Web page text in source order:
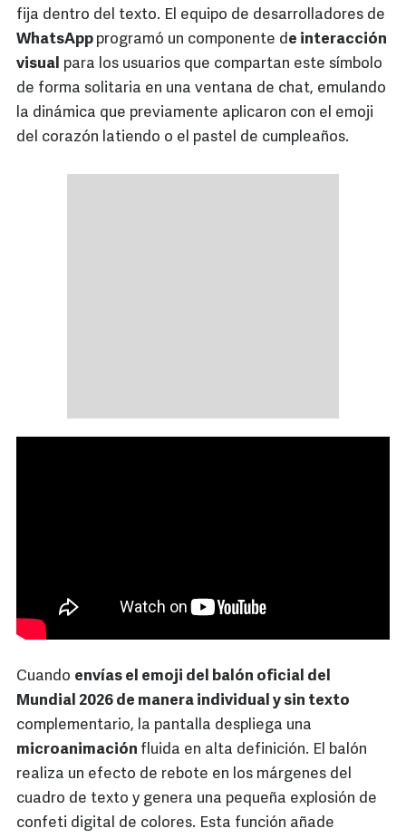
fija dentro del texto. El equipo de desarrolladores de
WhatsApp programó un componente de interacción
visual para los usuarios que compartan este símbolo
de forma solitaria en una ventana de chat, emulando
la dinámica que previamente aplicaron con el emoji
del corazón latiendo o el pastel de cumpleaños.
Cuando envías el emoji del balón oficial del
Mundial 2026 de manera individual y sin texto
complementario, la pantalla despliega una
microanimación fluida en alta definición. El balón
realiza un efecto de rebote en los márgenes del
cuadro de texto y genera una pequeña explosión de
confeti digital de colores. Esta función añade